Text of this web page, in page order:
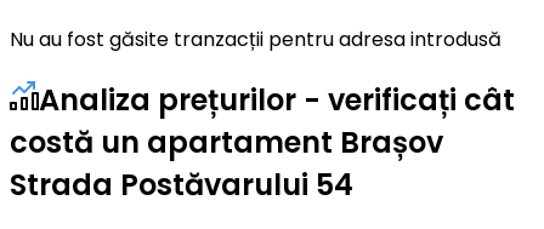
Nu au fost găsite tranzacții pentru adresa introdusă
Analiza prețurilor - verificați cât
costă un apartament Brașov
Strada Postăvarului 54